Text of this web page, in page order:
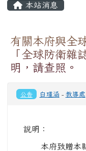
本站消息
有關本府與全
「全球防衛雜
明，請查照。
公告 白瑾涵 - 教導處
說明：
本府致贈本